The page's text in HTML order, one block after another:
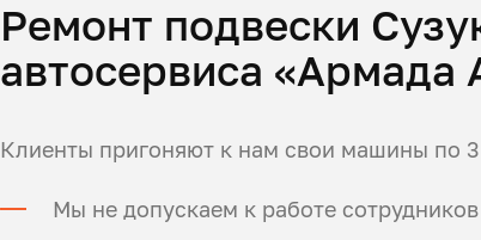
Ремонт подвески
автосервиса «Армада
Клиенты пригоняют к нам свои машины по
Мы не допускаем к работе